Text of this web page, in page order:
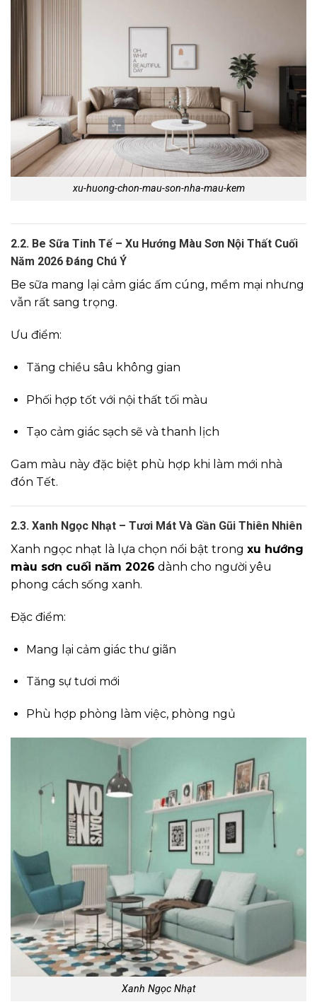
xu-huong-chon-mau-son-nha-mau-kem
2.2. Be Sữa Tinh Tế – Xu Hướng Màu Sơn Nội Thất Cuối
Năm 2026 Đáng Chú Ý
Be sữa mang lại cảm giác ấm cúng, mềm mại nhưng
vẫn rất sang trọng.
Ưu điểm:
Tăng chiều sâu không gian
Phối hợp tốt với nội thất tối màu
Tạo cảm giác sạch sẽ và thanh lịch
Gam màu này đặc biệt phù hợp khi làm mới nhà
đón Tết.
2.3. Xanh Ngọc Nhạt – Tươi Mát Và Gần Gũi Thiên Nhiên
Xanh ngọc nhạt là lựa chọn nổi bật trong xu hướng
màu sơn cuối năm 2026 dành cho người yêu
phong cách sống xanh.
Đặc điểm:
Mang lại cảm giác thư giãn
Tăng sự tươi mới
Phù hợp phòng làm việc, phòng ngủ
Xanh Ngọc Nhạt